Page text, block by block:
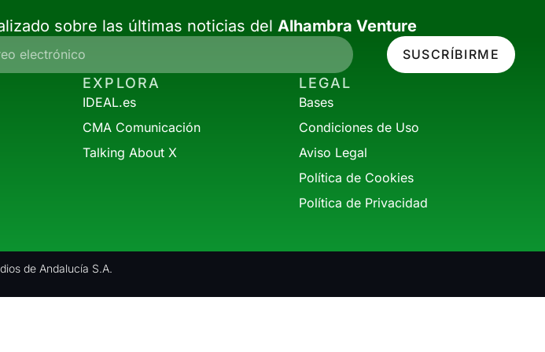
sobre las últimas noticias del Alhambra Venture
SUSCRÍBIRME
EXPLORA
IDEAL.es
CMA Comunicación
Talking About X
LEGAL
Bases
Condiciones de Uso
Aviso Legal
Política de Cookies
Política de Privacidad
de Andalucía S.A.